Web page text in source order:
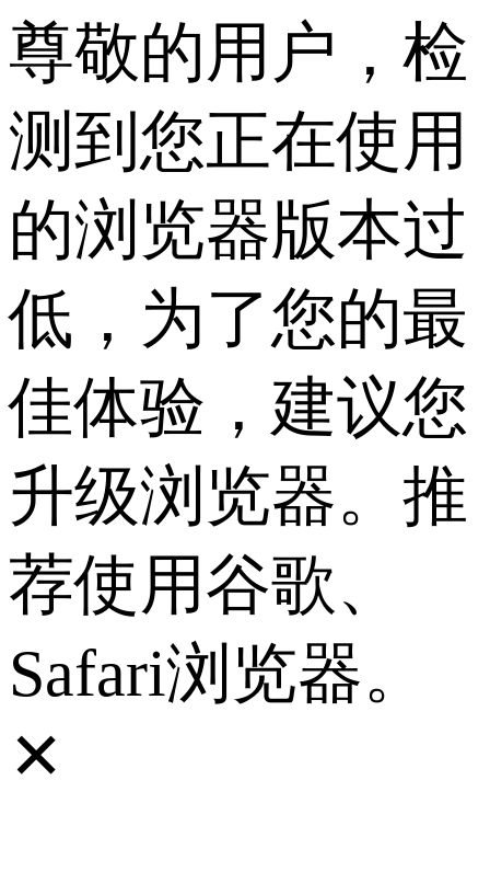
尊敬的用户，检
测到您正在使用
的浏览器版本过
低，为了您的最
佳体验，建议您
升级浏览器。推
荐使用谷歌、
Safari浏览器。
✕